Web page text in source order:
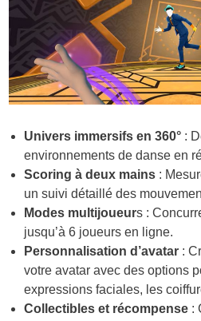
Univers immersifs en 360° :
environnements de danse en
Scoring à deux mains :
un suivi détaillé des
Modes multijoueurs :
jusqu’à 6 joueurs en ligne.
Personnalisation d’avatar :
votre avatar avec des options
expressions faciales, les
Collectibles et récompense :